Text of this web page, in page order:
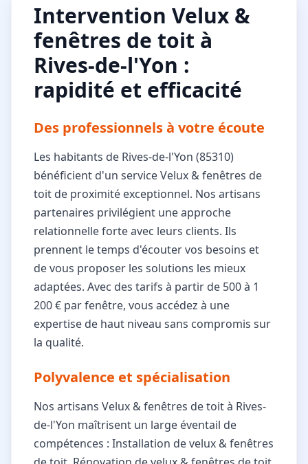
Intervention Velux &
fenêtres de toit à
Rives-de-l'Yon :
rapidité et efficacité
Des professionnels à votre écoute
Les habitants de Rives-de-l'Yon (85310)
bénéficient d'un service Velux & fenêtres de
toit de proximité exceptionnel. Nos artisans
partenaires privilégient une approche
relationnelle forte avec leurs clients. Ils
prennent le temps d'écouter vos besoins et
de vous proposer les solutions les mieux
adaptées. Avec des tarifs à partir de 500 à 1
200 € par fenêtre, vous accédez à une
expertise de haut niveau sans compromis sur
la qualité.
Polyvalence et spécialisation
Nos artisans Velux & fenêtres de toit à Rives-
de-l'Yon maîtrisent un large éventail de
compétences : Installation de velux & fenêtres